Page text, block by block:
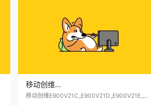
移动创维
E900V21C_E900V21D_E900V21E_M
移动创维E900V21C_E900V21D_E900V21E_M